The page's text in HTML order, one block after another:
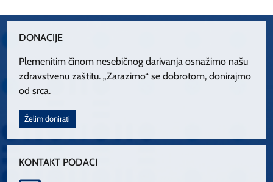
DONACIJE
Plemenitim činom nesebičnog darivanja osnažimo našu
zdravstvenu zaštitu. „Zarazimo“ se dobrotom, donirajmo
od srca.
Želim donirati
KONTAKT PODACI